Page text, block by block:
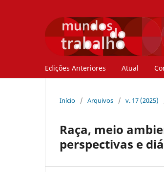
Edições Anteriores Atual
Início / Arquivos / v. 17 (2025)
Raça, meio
perspectivas e